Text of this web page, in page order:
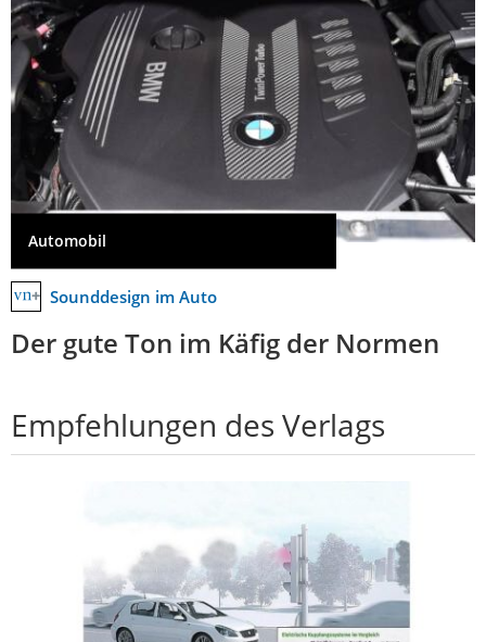
Automobil
Sounddesign im Auto
Der gute Ton im Käfig der Normen
Empfehlungen des Verlags